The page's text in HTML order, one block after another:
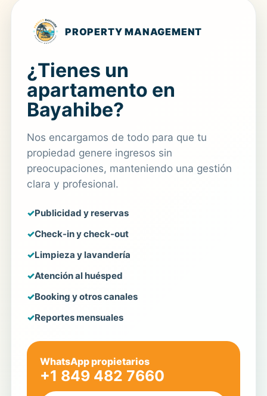
PROPERTY MANAGEMENT
¿Tienes un
apartamento en
Bayahibe?
Nos encargamos de todo para que tu
propiedad genere ingresos sin
preocupaciones, manteniendo una gestión
clara y profesional.
Publicidad y reservas
Check-in y check-out
Limpieza y lavandería
Atención al huésped
Booking y otros canales
Reportes mensuales
WhatsApp propietarios
+1 849 482 7660